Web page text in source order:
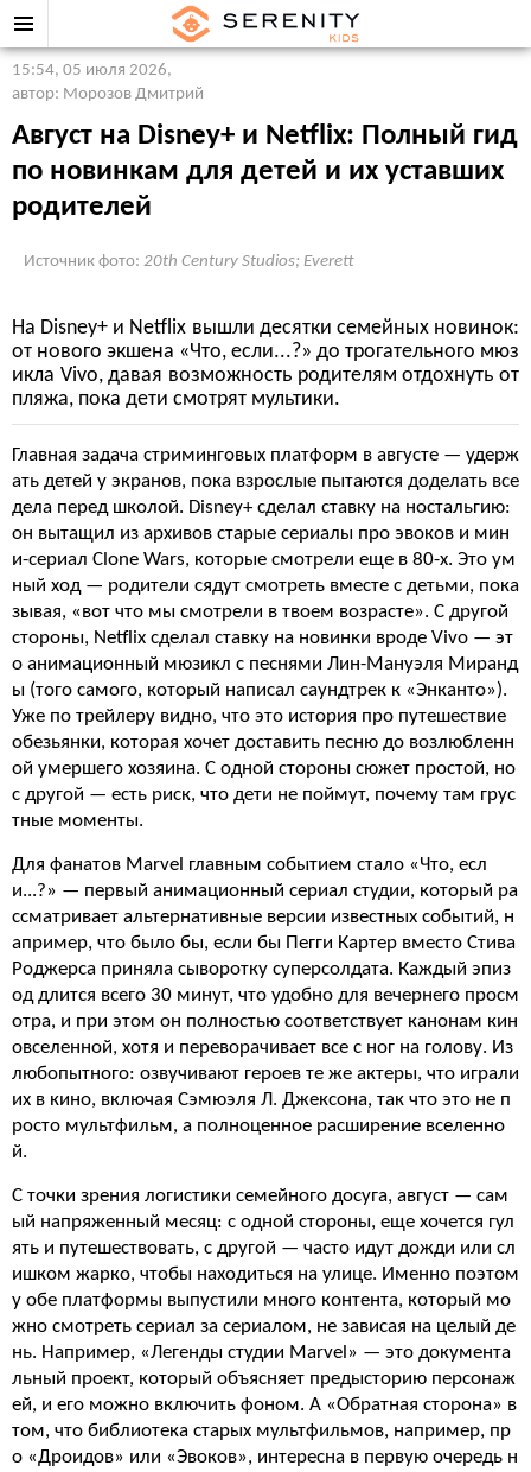
15:54, 05 июля 2026,
автор: Морозов Дмитрий
Август на Disney+ и Netflix: Полный гид
по новинкам для детей и их уставших
родителей
Источник фото: 20th Century Studios; Everett
На Disney+ и Netflix вышли десятки семейных новинок:
от нового экшена «Что, если...?» до трогательного мюз
икла Vivo, давая возможность родителям отдохнуть от
пляжа, пока дети смотрят мультики.
Главная задача стриминговых платформ в августе — удерж
ать детей у экранов, пока взрослые пытаются доделать все
дела перед школой. Disney+ сделал ставку на ностальгию:
он вытащил из архивов старые сериалы про эвоков и мин
и-сериал Clone Wars, которые смотрели еще в 80-х. Это ум
ный ход — родители сядут смотреть вместе с детьми, пока
зывая, «вот что мы смотрели в твоем возрасте». С другой
стороны, Netflix сделал ставку на новинки вроде Vivo — эт
о анимационный мюзикл с песнями Лин-Мануэля Миранд
ы (того самого, который написал саундтрек к «Энканто»).
Уже по трейлеру видно, что это история про путешествие
обезьянки, которая хочет доставить песню до возлюбленн
ой умершего хозяина. С одной стороны сюжет простой, но
с другой — есть риск, что дети не поймут, почему там грус
тные моменты.
Для фанатов Marvel главным событием стало «Что, есл
и...?» — первый анимационный сериал студии, который ра
ссматривает альтернативные версии известных событий, н
апример, что было бы, если бы Пегги Картер вместо Стива
Роджерса приняла сыворотку суперсолдата. Каждый эпиз
од длится всего 30 минут, что удобно для вечернего просм
отра, и при этом он полностью соответствует канонам кин
овселенной, хотя и переворачивает все с ног на голову. Из
любопытного: озвучивают героев те же актеры, что играли
их в кино, включая Сэмюэля Л. Джексона, так что это не п
росто мультфильм, а полноценное расширение вселенно
й.
С точки зрения логистики семейного досуга, август — сам
ый напряженный месяц: с одной стороны, еще хочется гул
ять и путешествовать, с другой — часто идут дожди или сл
ишком жарко, чтобы находиться на улице. Именно поэтом
у обе платформы выпустили много контента, который мо
жно смотреть сериал за сериалом, не зависая на целый де
нь. Например, «Легенды студии Marvel» — это документа
льный проект, который объясняет предысторию персонаж
ей, и его можно включить фоном. А «Обратная сторона» в
том, что библиотека старых мультфильмов, например, пр
о «Дроидов» или «Эвоков», интересна в первую очередь н